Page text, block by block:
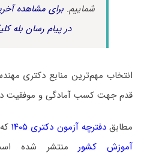
شماییم.برای مشاهده
در پیام رسان بله
انتخاب مهم‌ترین منابع دکتری
قدم جهت کسب آمادگی و موفقیت
مطابقدفترچه آزمون دکتری ۱۴۰۵
آموزش کشورمنتشر شده